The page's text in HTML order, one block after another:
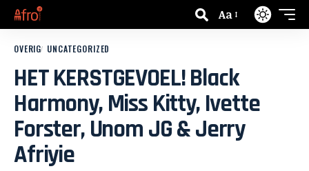
Aa
OVERIG UNCATEGORIZED
HET KERSTGEVOEL! Black
Harmony, Miss Kitty, Ivette
Forster, Unom JG & Jerry
Afriyie